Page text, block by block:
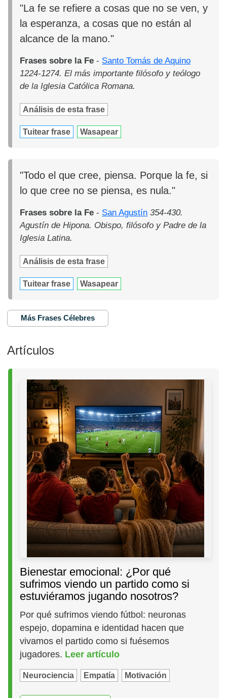
"La fe se refiere a cosas que no se ven, y
la esperanza, a cosas que no están al
alcance de la mano."
Frases sobre la Fe - Santo Tomás de Aquino
1224-1274. El más importante filósofo y teólogo
de la Iglesia Católica Romana.
Análisis de esta frase
Tuitear frase Wasapear
"Todo el que cree, piensa. Porque la fe, si
lo que cree no se piensa, es nula."
Frases sobre la Fe - San Agustín 354-430.
Agustín de Hipona. Obispo, filósofo y Padre de la
Iglesia Latina.
Análisis de esta frase
Tuitear frase Wasapear
Más Frases Célebres
Artículos
Bienestar emocional: ¿Por qué
sufrimos viendo un partido como si
estuviéramos jugando nosotros?
Por qué sufrimos viendo fútbol: neuronas
espejo, dopamina e identidad hacen que
vivamos el partido como si fuésemos
jugadores. Leer artículo
Neurociencia Empatía Motivación